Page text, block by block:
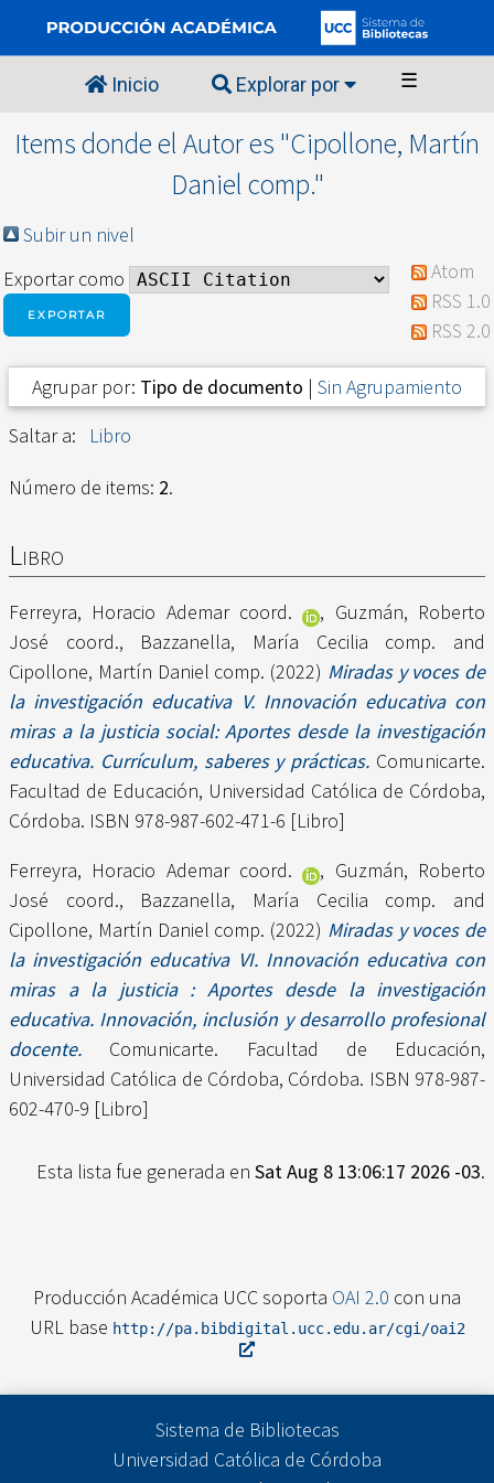
Inicio Explorar por ☰
Items donde el Autor es "Cipollone, Martín
Daniel comp."
Subir un nivel
Exportar como
Atom
RSS 1.0
RSS 2.0
Agrupar por: Tipo de documento | Sin Agrupamiento
Saltar a:
Libro
Número de items: 2.
Libro
Ferreyra, Horacio Ademar coord. , Guzmán, Roberto
José coord., Bazzanella, María Cecilia comp. and
Cipollone, Martín Daniel comp. (2022) Miradas y voces de
la investigación educativa V. Innovación educativa con
miras a la justicia social: Aportes desde la investigación
educativa. Currículum, saberes y prácticas. Comunicarte.
Facultad de Educación, Universidad Católica de Córdoba,
Córdoba. ISBN 978-987-602-471-6 [Libro]
Ferreyra, Horacio Ademar coord.
, Guzmán, Roberto
José coord., Bazzanella, María Cecilia comp. and
Cipollone, Martín Daniel comp. (2022) Miradas y voces de
la investigación educativa VI. Innovación educativa con
miras a la justicia : Aportes desde la investigación
educativa. Innovación, inclusión y desarrollo profesional
docente. Comunicarte. Facultad de Educación,
Universidad Católica de Córdoba, Córdoba. ISBN 978-987-
602-470-9 [Libro]
Esta lista fue generada en Sat Aug 8 13:06:17 2026 -03.
Producción Académica UCC soporta OAI 2.0 con una
URL base http://pa.bibdigital.ucc.edu.ar/cgi/oai2
Sistema de Bibliotecas
Universidad Católica de Córdoba